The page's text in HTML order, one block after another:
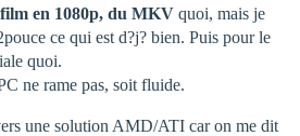
en 1080p, du MKV quoi, mais je
ce qui est d?j? bien. Puis pour le
quoi.
ne rame pas, soit fluide.
une solution AMD/ATI car on me dit